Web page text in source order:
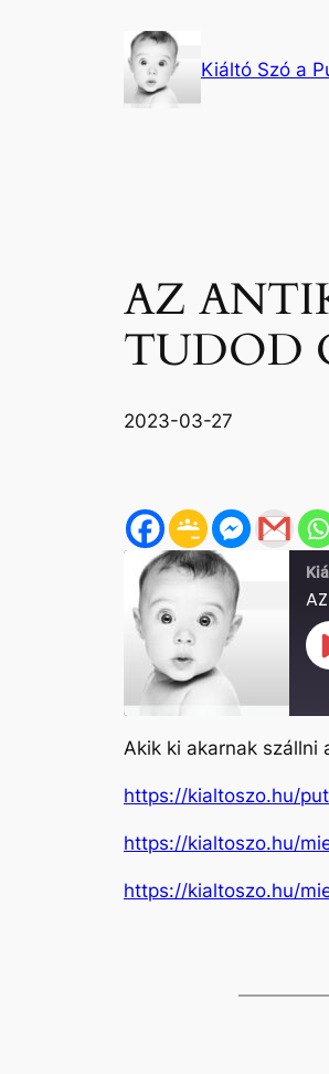
Kiáltó Szó a
AZ
TUDOD
2023-03-27
SHARE
LINK
EMBED
Akik ki akarnak szállni
https://kialtoszo.hu/
https://kialtoszo.hu/
https://kialtoszo.hu/